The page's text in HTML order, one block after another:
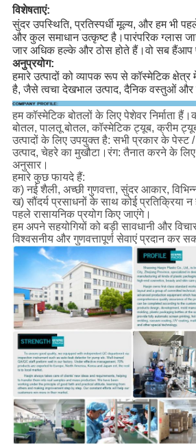
विशेषताएं:
सुंदर उपस्थिति, प्रतिस्पर्धी मूल्य, और हम भी
और कुल समाधान उत्कृष्ट है।पारंपरिक ग्लास
जार अधिक हल्के और ठोस होते हैं।वो सब हैंआप
अनुप्रयोग:
हमारे उत्पादों को व्यापक रूप से कॉस्मेटिक
है, जैसे त्वचा देखभाल उत्पाद, दैनिक वस्तुओं और
हम कॉस्मेटिक बोतलों के लिए पेशेवर निर्माता
बोतल, पालतू बोतल, कॉस्मेटिक ट्यूब, क्रीम
उत्पादों के लिए उपयुक्त है: सभी प्रकार के पेस्ट
उत्पाद, चेहरे का मुखौटा।रंग: तैनात करने के
अनुसार।
हमारे कुछ फायदे हैं:
क) नई शैली, अच्छी गुणवत्ता, सुंदर आकार,
ख) सौंदर्य प्रसाधनों के साथ कोई प्रतिक्रिया
पहले रासायनिक प्रयोग किए जाएंगे।
हम अपने सहयोगियों को बड़ी सावधानी और
विश्वसनीय और गुणवत्तापूर्ण सेवाएं प्रदान कर